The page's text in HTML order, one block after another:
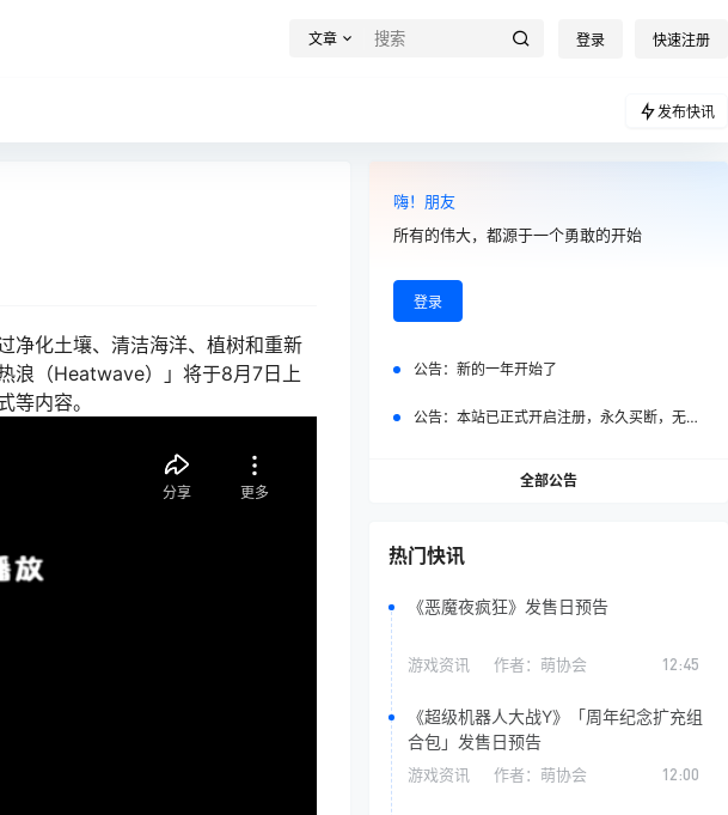
文章 登录 快速注册
发布快讯
净化土壤、清洁海洋、植树和重新
浪（Heatwave）」将于8月7日上
内容。
嗨！朋友
所有的伟大，都源于一个勇敢的开始
登录
公告： 新的一年开始了
公告： 本站已正式开启注册，永久买断，无任何二次付费
全部公告
热门快讯
《恶魔夜疯狂》发售日预告
游戏资讯 作者： 萌协会 12:45
《超级机器人大战Y》「周年纪念扩充组
合包」发售日预告
游戏资讯 作者： 萌协会 12:00